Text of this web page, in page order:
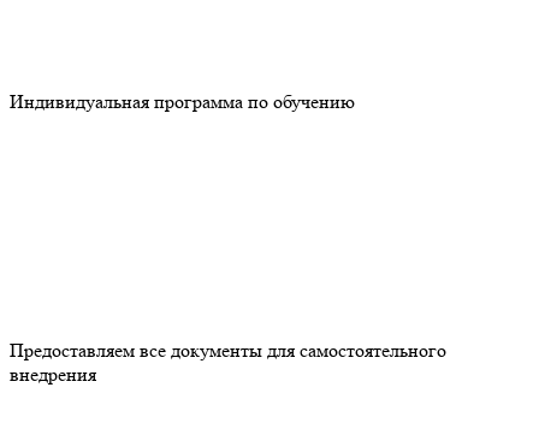
Индивидуальная программа по обучению
Предоставляем все документы для самостоятельного
внедрения